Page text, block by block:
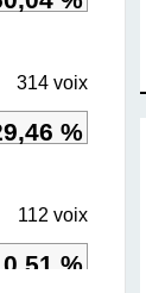
314 voix
%
112 voix
%